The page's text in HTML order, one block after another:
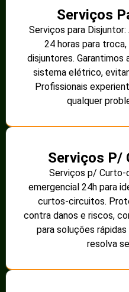
Serviços
Serviços para
24 horas para
disjuntores. Garantimos
sistema elétrico,
Profissionais
qualquer
Serviços P/
Serviços p/
emergencial 24h para
curtos-circuitos.
contra danos e riscos,
para soluções
resolva